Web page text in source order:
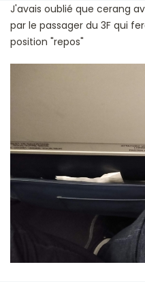
J'avais oublié que cerang
par le passager du 3F qui
position "repos"